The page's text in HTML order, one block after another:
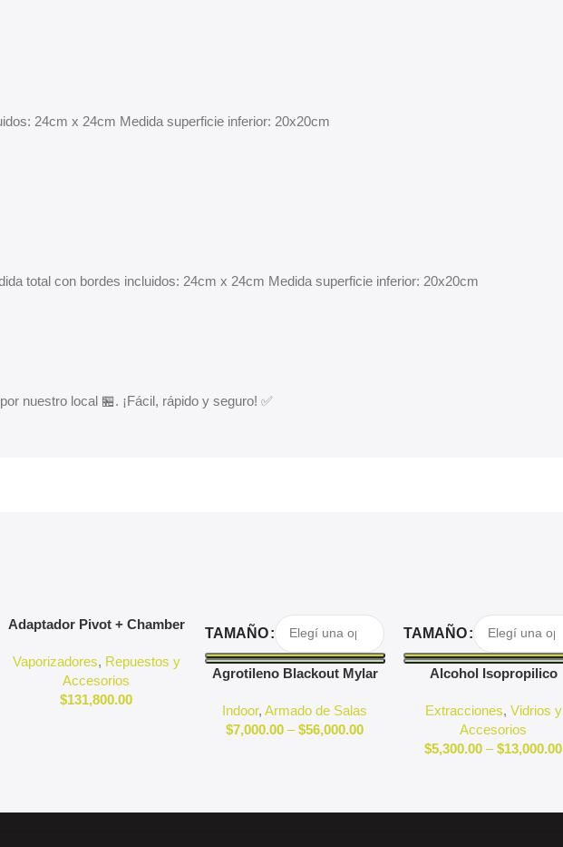
24cm x 24cm Medida superficie inferior: 20x20cm
total con bordes incluidos: 24cm x 24cm Medida superficie inferior: 20x20cm
nuestro local 🏪. ¡Fácil, rápido y seguro! ✅
Agregar Al Carrito
Adaptador Pivot + Chamber
Vaporizadores, Repuestos y
Accesorios
$131,800.00
Seleccionar Opciones
TAMAÑO
Agrotileno Blackout Mylar
Indoor,Armado de Salas
$7,000.00 – $56,000.00
Seleccionar Opciones
TAMAÑO
Alcohol Isopropilico
Extracciones, Vidrios y
Accesorios
$5,300.00 – $13,000.00